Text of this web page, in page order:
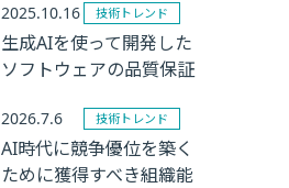
2025.10.16
技術トレンド
生成AIを使って開発した
ソフトウェアの品質保証
2026.7.6 技術トレンド
AI時代に競争優位を築く
ために獲得すべき組織能